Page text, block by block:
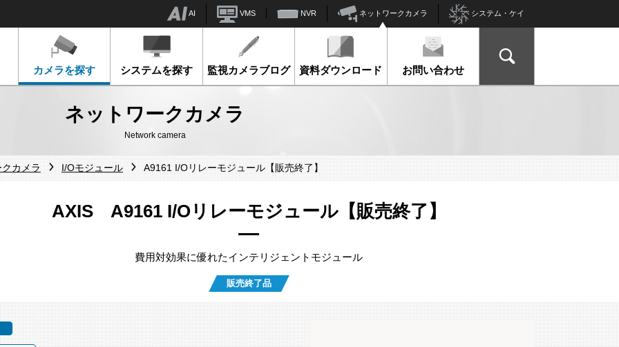
AI VMS NVR ネットワークカメラ システム・ケイ
カメラを探す システムを探す 監視カメラブログ 資料ダウンロード お問い合わせ
ネットワークカメラ
Network camera
カメラ I/Oモジュール A9161 I/Oリレーモジュール【販売終了】
AXIS A9161 I/Oリレーモジュール【販売終了】
費用対効果に優れたインテリジェントモジュール
販売終了品